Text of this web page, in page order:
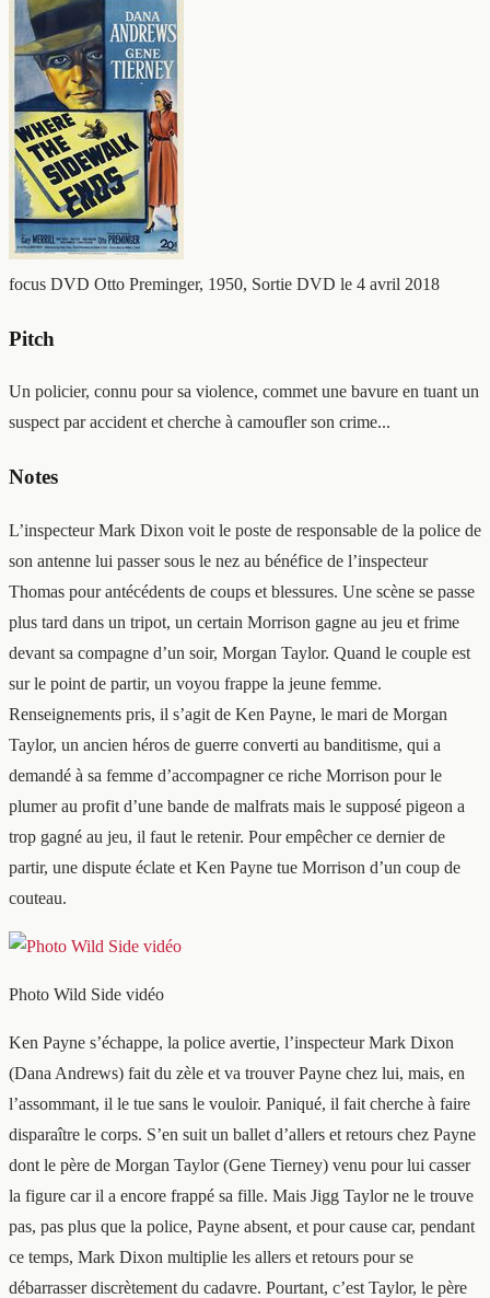
focus DVD Otto Preminger, 1950, Sortie DVD le 4 avril 2018
Pitch
Un policier, connu pour sa violence, commet une bavure en tuant un
suspect par accident et cherche à camoufler son crime...
Notes
L’inspecteur Mark Dixon voit le poste de responsable de la police de
son antenne lui passer sous le nez au bénéfice de l’inspecteur
Thomas pour antécédents de coups et blessures. Une scène se passe
plus tard dans un tripot, un certain Morrison gagne au jeu et frime
devant sa compagne d’un soir, Morgan Taylor. Quand le couple est
sur le point de partir, un voyou frappe la jeune femme.
Renseignements pris, il s’agit de Ken Payne, le mari de Morgan
Taylor, un ancien héros de guerre converti au banditisme, qui a
demandé à sa femme d’accompagner ce riche Morrison pour le
plumer au profit d’une bande de malfrats mais le supposé pigeon a
trop gagné au jeu, il faut le retenir. Pour empêcher ce dernier de
partir, une dispute éclate et Ken Payne tue Morrison d’un coup de
couteau.
Photo Wild Side vidéo
Ken Payne s’échappe, la police avertie, l’inspecteur Mark Dixon
(Dana Andrews) fait du zèle et va trouver Payne chez lui, mais, en
l’assommant, il le tue sans le vouloir. Paniqué, il fait cherche à faire
disparaître le corps. S’en suit un ballet d’allers et retours chez Payne
dont le père de Morgan Taylor (Gene Tierney) venu pour lui casser
la figure car il a encore frappé sa fille. Mais Jigg Taylor ne le trouve
pas, pas plus que la police, Payne absent, et pour cause car, pendant
ce temps, Mark Dixon multiplie les allers et retours pour se
débarrasser discrètement du cadavre. Pourtant, c’est Taylor, le père